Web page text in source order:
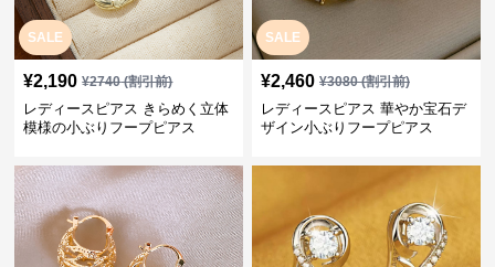
SALE
¥2,190 ¥2740(割引前)
レディースピアス きらめく立体
模様の小ぶりフープピアス
SALE
¥2,460 ¥3080(割引前)
レディースピアス 華やか宝石デ
ザイン小ぶりフープピアス